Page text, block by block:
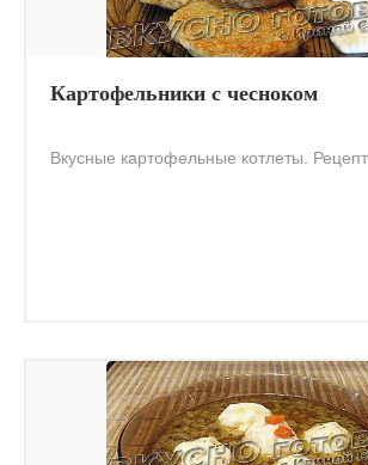
Картофельники с чесноком
Вкусные картофельные котлеты.